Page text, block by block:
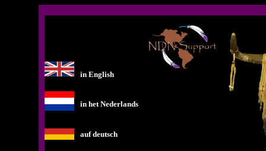
in English
in het Nederlands
auf deutsch